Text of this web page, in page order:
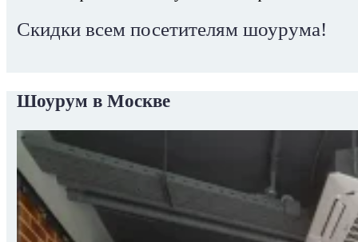
Скидки всем посетителям шоурума!
Шоурум в Москве